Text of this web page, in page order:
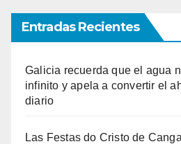
Entradas Recientes
Galicia recuerda que el agua
infinito y apela a convertir el
diario
Las Festas do Cristo de